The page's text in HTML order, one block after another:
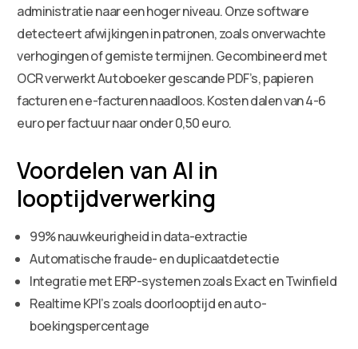
administratie naar een hoger niveau. Onze software
detecteert afwijkingen in patronen, zoals onverwachte
verhogingen of gemiste termijnen. Gecombineerd met
OCR verwerkt Autoboeker gescande PDF’s, papieren
facturen en e-facturen naadloos. Kosten dalen van 4-6
euro per factuur naar onder 0,50 euro.
Voordelen van AI in
looptijdverwerking
99% nauwkeurigheid in data-extractie
Automatische fraude- en duplicaatdetectie
Integratie met ERP-systemen zoals Exact en Twinfield
Realtime KPI’s zoals doorlooptijd en auto-
boekingspercentage